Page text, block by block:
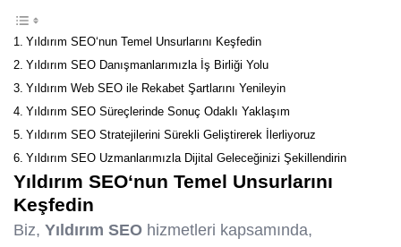
Yıldırım SEO‘nun Temel Unsurlarını Keşfedin
Yıldırım SEO Danışmanlarımızla İş Birliği Yolu
Yıldırım Web SEO ile Rekabet Şartlarını Yenileyin
Yıldırım SEO Süreçlerinde Sonuç Odaklı Yaklaşım
Yıldırım SEO Stratejilerini Sürekli Geliştirerek İlerliyoruz
Yıldırım SEO Uzmanlarımızla Dijital Geleceğinizi Şekillendirin
Yıldırım SEO‘nun Temel Unsurlarını
Keşfedin
Biz, Yıldırım SEO hizmetleri kapsamında,